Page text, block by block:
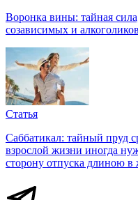
Воронка вины: тайная
созависимых и алкоголиков
Статья
Саббатикал: тайный пруд
взрослой жизни иногда
сторону отпуска длиною в